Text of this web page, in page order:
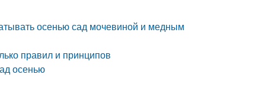
осенью сад мочевиной и медным
правил и принципов
осенью